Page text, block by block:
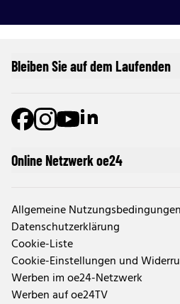
Online Netzwerk oe24
Allgemeine Nutzungsbedingungen
Datenschutzerklärung
Cookie-Liste
Cookie-Einstellungen und
Werben im oe24-Netzwerk
Werben auf oe24TV
Bleiben Sie auf dem Laufenden